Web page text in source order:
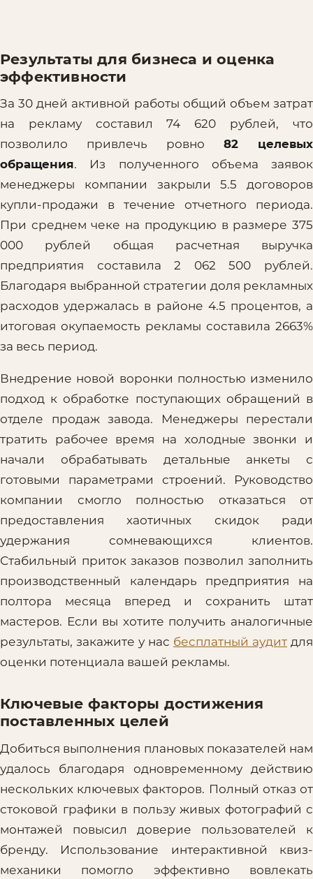
Результаты для бизнеса и оценка
эффективности
За 30 дней активной работы общий объем затрат
на рекламу составил 74 620 рублей, что
позволило привлечь ровно 82 целевых
обращения. Из полученного объема заявок
менеджеры компании закрыли 5.5 договоров
купли-продажи в течение отчетного периода.
При среднем чеке на продукцию в размере 375
000 рублей общая расчетная выручка
предприятия составила 2 062 500 рублей.
Благодаря выбранной стратегии доля рекламных
расходов удержалась в районе 4.5 процентов, а
итоговая окупаемость рекламы составила 2663%
за весь период.
Внедрение новой воронки полностью изменило
подход к обработке поступающих обращений в
отделе продаж завода. Менеджеры перестали
тратить рабочее время на холодные звонки и
начали обрабатывать детальные анкеты с
готовыми параметрами строений. Руководство
компании смогло полностью отказаться от
предоставления хаотичных скидок ради
удержания сомневающихся клиентов.
Стабильный приток заказов позволил заполнить
производственный календарь предприятия на
полтора месяца вперед и сохранить штат
мастеров. Если вы хотите получить аналогичные
результаты, закажите у нас бесплатный аудит для
оценки потенциала вашей рекламы.
Ключевые факторы достижения
поставленных целей
Добиться выполнения плановых показателей нам
удалось благодаря одновременному действию
нескольких ключевых факторов. Полный отказ от
стоковой графики в пользу живых фотографий с
монтажей повысил доверие пользователей к
бренду. Использование интерактивной квиз-
механики помогло эффективно вовлекать